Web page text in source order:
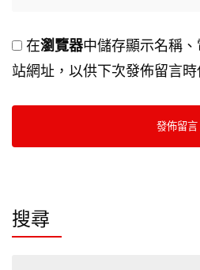
在瀏覽器中儲存顯示名稱
站網址，以供下次發佈留言時
搜尋